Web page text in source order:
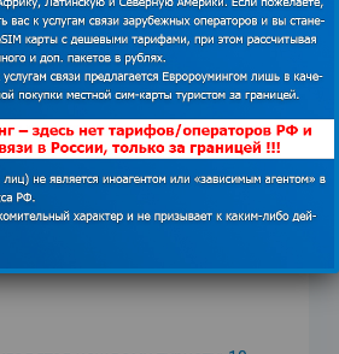
приложений для
Пасху в Израиль и покупка
Globalsim Direct